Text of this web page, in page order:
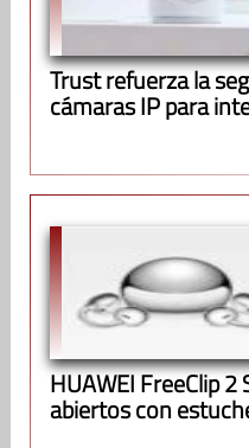
Trust refuerza la
cámaras IP para
HUAWEI FreeClip
abiertos con